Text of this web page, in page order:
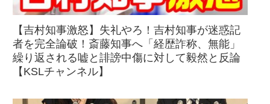
【吉村知事激怒】失礼やろ！吉村知事が迷惑記
者を完全論破！斎藤知事へ「経歴詐称、無能」
繰り返される嘘と誹謗中傷に対して毅然と反論
【KSLチャンネル】